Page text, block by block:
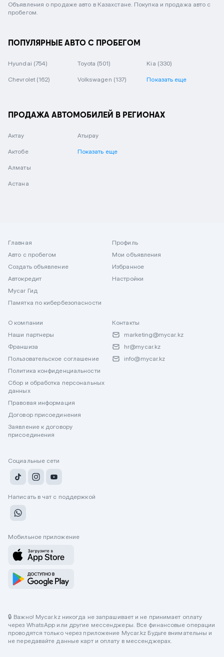
Объявления о продаже авто в Казахстане. Покупка и продажа авто с
пробегом.
ПОПУЛЯРНЫЕ АВТО С ПРОБЕГОМ
Hyundai (754) Toyota (501) Kia (330)
Chevrolet (162) Volkswagen (137) Показать еще
ПРОДАЖА АВТОМОБИЛЕЙ В РЕГИОНАХ
Актау
Актобе
Алматы
Астана
Атырау
Показать еще
Главная
Авто с пробегом
Создать объявление
Автокредит
Mycar Гид
Памятка по кибербезопасности
Профиль
Мои объявления
Избранное
Настройки
О компании
Наши партнеры
Франшиза
Пользовательское соглашение
Политика конфиденциальности
Сбор и обработка персональных
данных
Правовая информация
Договор присоединения
Заявление к договору
присоединения
Контакты
marketing@mycar.kz
hr@mycar.kz
info@mycar.kz
Социальные сети
Написать в чат с поддержкой
Мобильное приложение
🔒 Важно! Mycar.kz никогда не запрашивает и не принимает оплату
через WhatsApp или другие мессенджеры. Все финансовые операции
проводятся только через приложение Mycar.kz Будьте внимательны и
не передавайте данные карт и оплату в мессенджерах.